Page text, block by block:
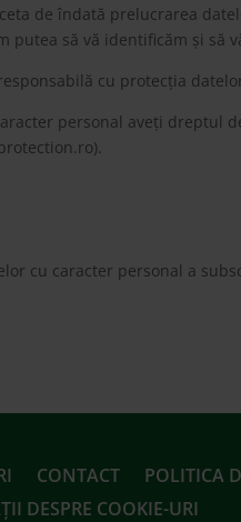
de îndată prelucrarea
să vă identificăm și să
cu protecția
personal aveți dreptul
cu caracter personal a
CONTACT
POLITICA
DESPRE COOKIE-URI